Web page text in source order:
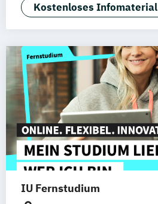
Kostenloses Infomaterial
IU Fernstudium